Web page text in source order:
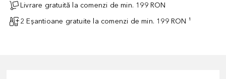
Livrare gratuită la comenzi de min. 199 RON
2 Eșantioane gratuite la comenzi de min. 199 RON ¹